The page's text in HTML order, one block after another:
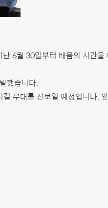
6월 30일부터 배움의 시간을
했습니다.
무대를 선보일 예정입니다.